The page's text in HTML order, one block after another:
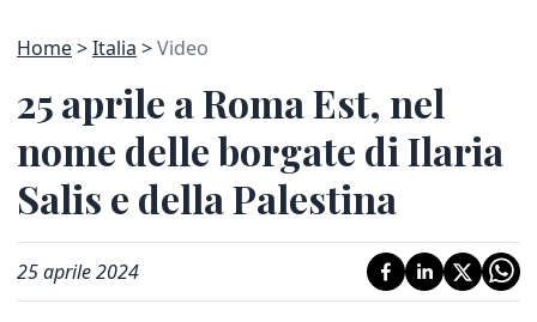
Home Italia Video
25 aprile a Roma Est, nel
nome delle borgate di Ilaria
Salis e della Palestina
25 aprile 2024